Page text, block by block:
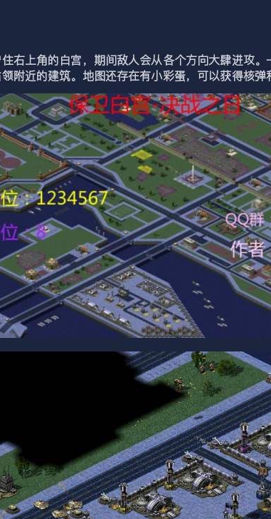
右上角的白宫，期间敌人会从各个方向大肆进攻
附近的建筑。地图还存在有小彩蛋，可以获得核弹